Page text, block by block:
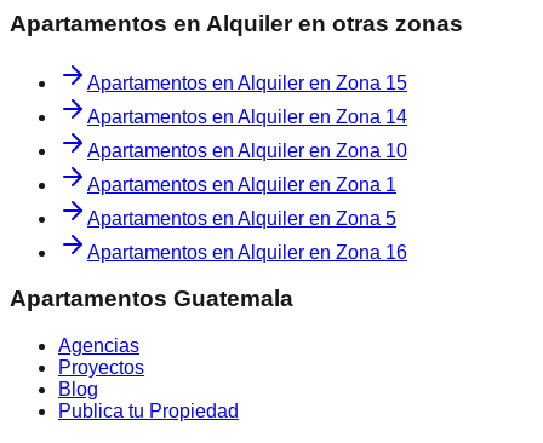
Apartamentos en Alquileren otras zonas
Apartamentos en Alquiler en Zona 15
Apartamentos en Alquiler en Zona 14
Apartamentos en Alquiler en Zona 10
Apartamentos en Alquiler en Zona 1
Apartamentos en Alquiler en Zona 5
Apartamentos en Alquiler en Zona 16
Apartamentos Guatemala
Agencias
Proyectos
Blog
Publica tu Propiedad